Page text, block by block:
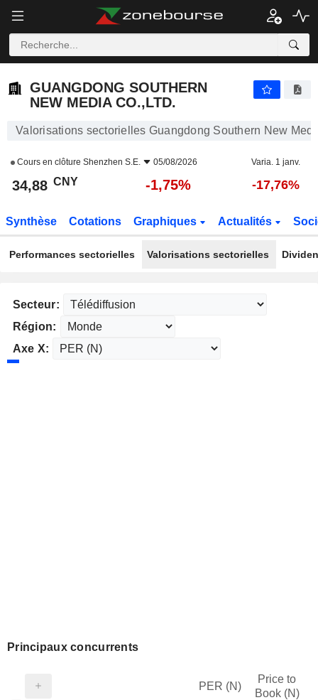
GUANGDONG SOUTHERN
NEW MEDIA CO.,LTD.
Valorisations sectorielles Guangdong Southern New
Cours en clôture Shenzhen S.E. 05/08/2026 Varia. 1 janv.
34,88 CNY -1,75% -17,76%
Synthèse Cotations Graphiques Actualités
Performances sectorielles Valorisations sectorielles
Secteur:
Région:
Axe X:
Principaux concurrents
PER (N)
Price to
Book (N)